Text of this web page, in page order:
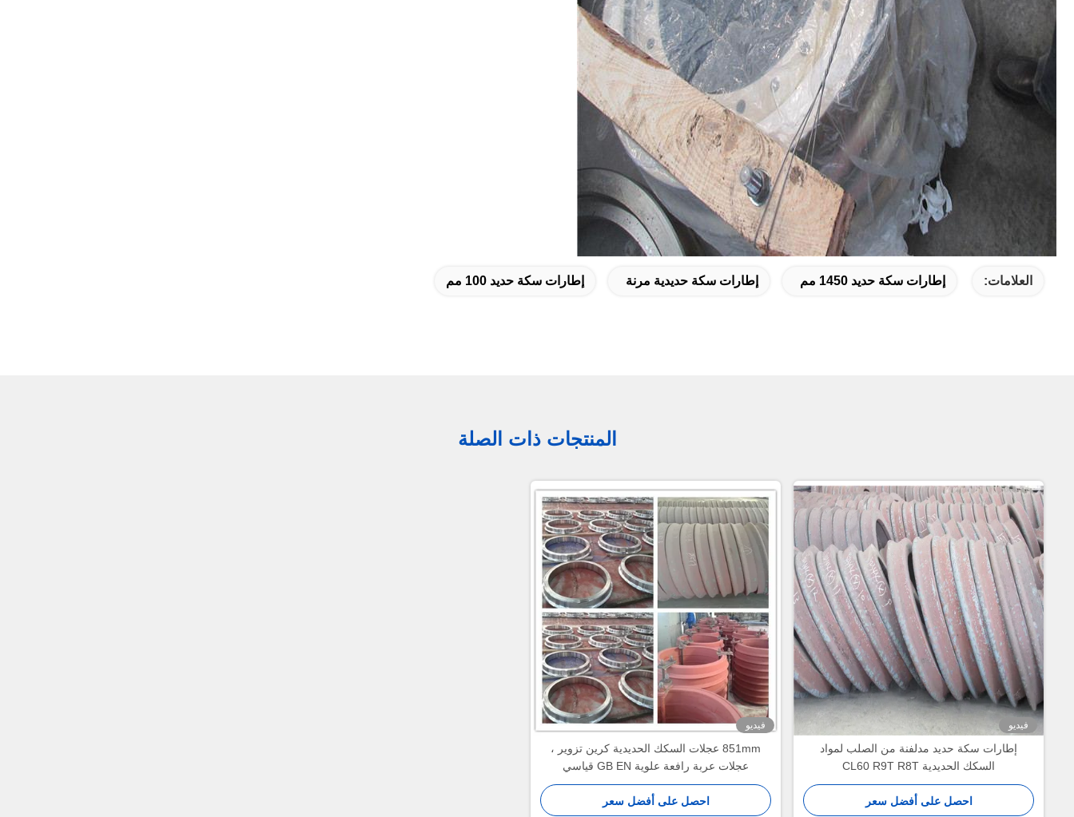
العلامات: إطارات سكة حديد 1450 مم إطارات سكة حديدية مرنة إطارات سكة حديد 100 مم
المنتجات ذات الصلة
فيديو
إطارات سكة حديد مدلفنة من الصلب لمواد
السكك الحديدية CL60 R9T R8T
احصل على أفضل سعر
فيديو
851mm عجلات السكك الحديدية كرين تزوير ،
عجلات عربة رافعة علوية GB EN قياسي
احصل على أفضل سعر